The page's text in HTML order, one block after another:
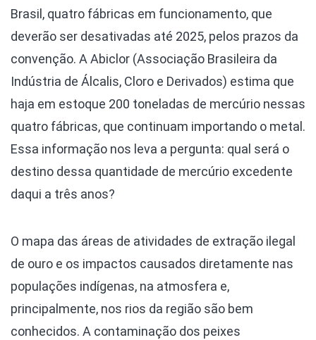
Brasil, quatro fábricas em funcionamento, que
deverão ser desativadas até 2025, pelos prazos da
convenção. A Abiclor (Associação Brasileira da
Indústria de Álcalis, Cloro e Derivados) estima que
haja em estoque 200 toneladas de mercúrio nessas
quatro fábricas, que continuam importando o metal.
Essa informação nos leva a pergunta: qual será o
destino dessa quantidade de mercúrio excedente
daqui a três anos?
O mapa das áreas de atividades de extração ilegal
de ouro e os impactos causados diretamente nas
populações indígenas, na atmosfera e,
principalmente, nos rios da região são bem
conhecidos. A contaminação dos peixes